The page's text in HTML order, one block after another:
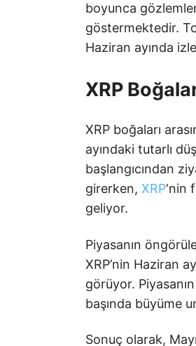
boyunca
göstermektedir.
Haziran ayında
XRP
XRP boğaları
ayındaki tutarlı
başlangıcından
girerken, XRP‘nin
geliyor.
Piyasanın
XRP’nin Haziran
görüyor.
başında büyüme
Sonuç olarak,